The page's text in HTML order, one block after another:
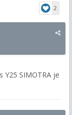
2
Y25 SIMOTRA je